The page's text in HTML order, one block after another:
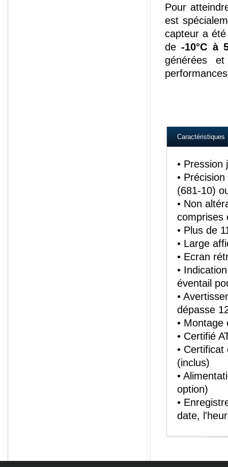
Pour
est
capteur a
de-10°C à
générées
Caractéristiques
• Pression
•
(681-10)
• Non
comprises
• Plus de
• Large
• Ecran
•
éventail
•
dépasse
• Montage
• Certifié
•
(inclus)
•
option)
•
date,